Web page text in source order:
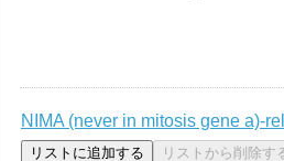
NIMA (never in mitosis gene a)-